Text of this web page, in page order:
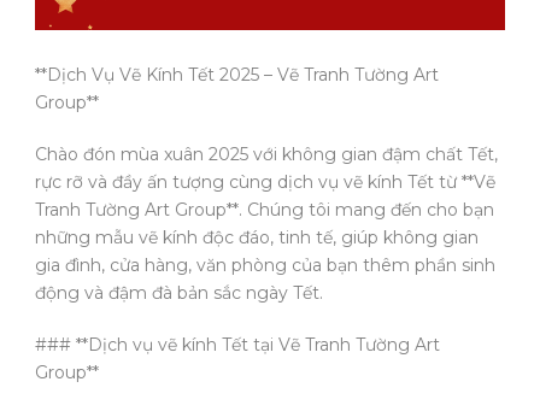
**Dịch Vụ Vẽ Kính Tết 2025 – Vẽ Tranh Tường Art
Group**
Chào đón mùa xuân 2025 với không gian đậm chất Tết,
rực rỡ và đầy ấn tượng cùng dịch vụ vẽ kính Tết từ **Vẽ
Tranh Tường Art Group**. Chúng tôi mang đến cho bạn
những mẫu vẽ kính độc đáo, tinh tế, giúp không gian
gia đình, cửa hàng, văn phòng của bạn thêm phần sinh
động và đậm đà bản sắc ngày Tết.
### **Dịch vụ vẽ kính Tết tại Vẽ Tranh Tường Art
Group**